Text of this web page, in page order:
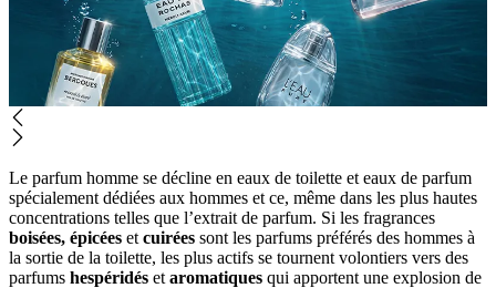
Le parfum homme se décline en eaux de toilette et eaux de parfum
spécialement dédiées aux hommes et ce, même dans les plus hautes
concentrations telles que l’extrait de parfum. Si les fragrances
boisées, épicées etcuirées sont les parfums préférés des hommes à
la sortie de la toilette, les plus actifs se tournent volontiers vers des
parfums hespéridés etaromatiques qui apportent une explosion de